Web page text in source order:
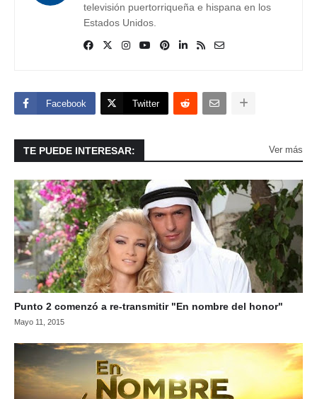
televisión puertorriqueña e hispana en los
Estados Unidos.
Facebook Twitter
TE PUEDE INTERESAR: Ver más
Punto 2 comenzó a re-transmitir "En nombre del honor"
Mayo 11, 2015